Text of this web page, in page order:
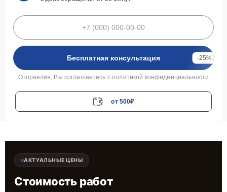
Бесплатная консультация -25%
Отправляя, Вы соглашаетесь с политикой конфиденциальности
от 500₽
АКТУАЛЬНЫЕ ЦЕНЫ
Стоимость работ